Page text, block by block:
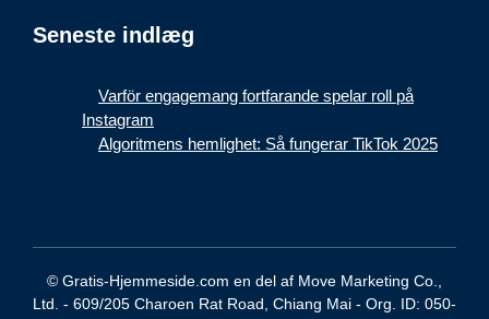
Seneste indlæg
Varför engagemang fortfarande spelar roll på
Instagram
Algoritmens hemlighet: Så fungerar TikTok 2025
© Gratis-Hjemmeside.com en del af Move Marketing Co.,
Ltd. - 609/205 Charoen Rat Road, Chiang Mai - Org. ID: 050-